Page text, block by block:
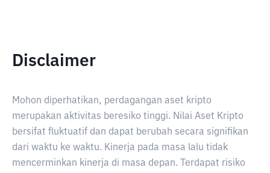
Disclaimer
Mohon diperhatikan, perdagangan aset kripto
merupakan aktivitas beresiko tinggi. Nilai Aset Kripto
bersifat fluktuatif dan dapat berubah secara signifikan
dari waktu ke waktu. Kinerja pada masa lalu tidak
mencerminkan kinerja di masa depan. Terdapat risiko